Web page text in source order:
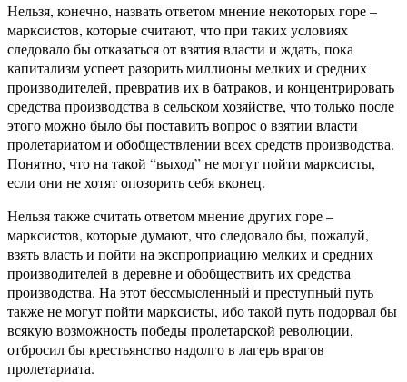
Нельзя, конечно, назвать ответом мнение некоторых горе –
марксистов, которые считают, что при таких условиях
следовало бы отказаться от взятия власти и ждать, пока
капитализм успеет разорить миллионы мелких и средних
производителей, превратив их в батраков, и концентрировать
средства производства в сельском хозяйстве, что только после
этого можно было бы поставить вопрос о взятии власти
пролетариатом и обобществлении всех средств производства.
Понятно, что на такой “выход” не могут пойти марксисты,
если они не хотят опозорить себя вконец.
Нельзя также считать ответом мнение других горе –
марксистов, которые думают, что следовало бы, пожалуй,
взять власть и пойти на экспроприацию мелких и средних
производителей в деревне и обобществить их средства
производства. На этот бессмысленный и преступный путь
также не могут пойти марксисты, ибо такой путь подорвал бы
всякую возможность победы пролетарской революции,
отбросил бы крестьянство надолго в лагерь врагов
пролетариата.